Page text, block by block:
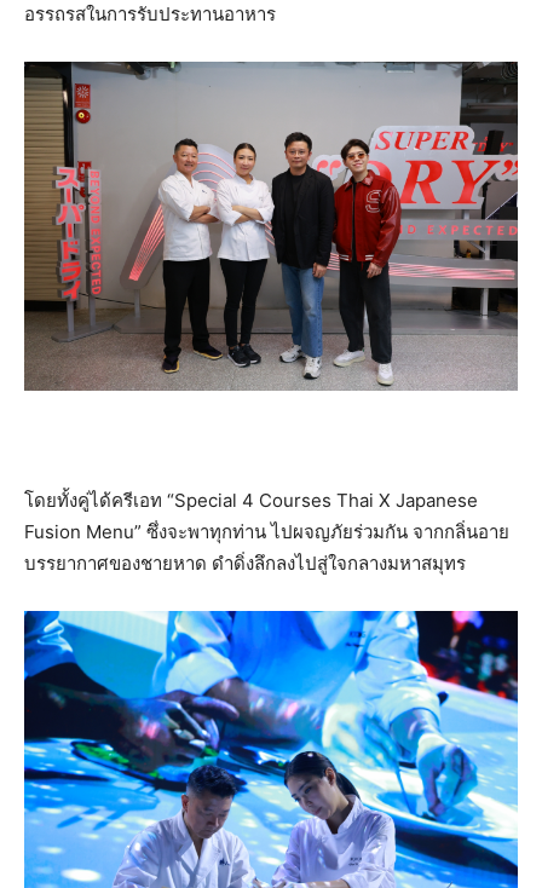
อรรถรสในการรับประทานอาหาร
โดยทั้งคู่ได้ครีเอท “Special 4 Courses Thai X Japanese
Fusion Menu” ซึ่งจะพาทุกท่าน ไปผจญภัยร่วมกัน จากกลิ่นอาย
บรรยากาศของชายหาด ดําดิ่งลึกลงไปสู่ใจกลางมหาสมุทร